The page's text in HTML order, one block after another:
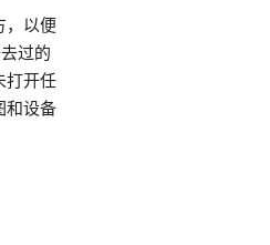
，以便
过的
打开任
和设备